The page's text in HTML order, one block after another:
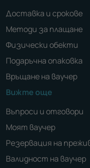
Доставка и срокове
Методи за плащане
Физически обекти
Подаръчна опаковка
Връщане на ваучер
Вижте още
Въпроси и отговори
Моят ваучер
Резервация на
Валидност на ваучер